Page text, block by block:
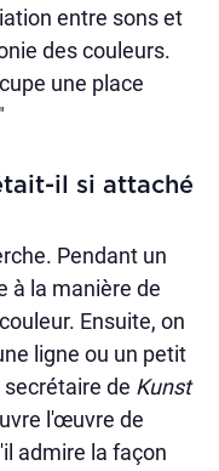
entre sons et
des couleurs.
une place
il si attaché
Pendant un
à la manière de
Ensuite, on
ligne ou un petit
de Kunst
l'œuvre de
admire la façon